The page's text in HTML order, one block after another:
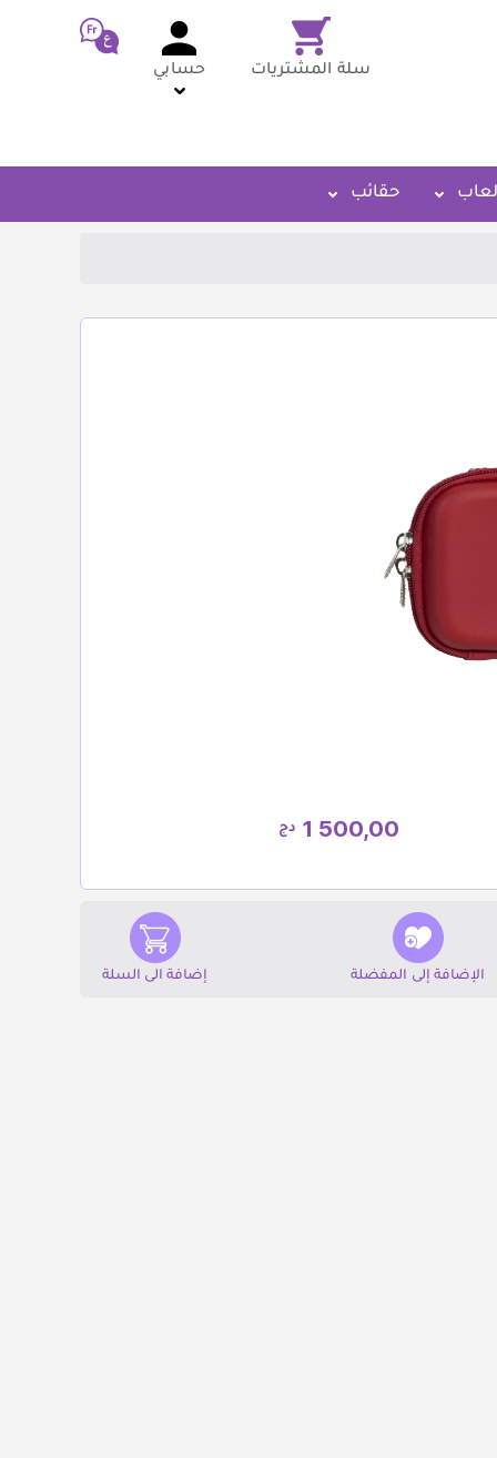
سلة المشتريات حسابي
حقائب
1 500,00 دج
الإضافة إلى المفضلة